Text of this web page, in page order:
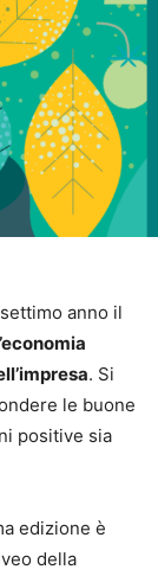
anno il
. Si
le buone
positive sia
edizione è
della